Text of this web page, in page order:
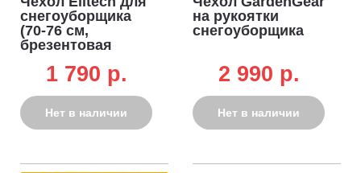
снегоуборщика
(70-76 см,
брезентовая
1 790 p.
Нет в наличии
на рукоятки
снегоуборщика
2 990 p.
Нет в наличии